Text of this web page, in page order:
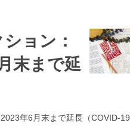
ョン：
末まで延
年6月末まで延長（COVID-19